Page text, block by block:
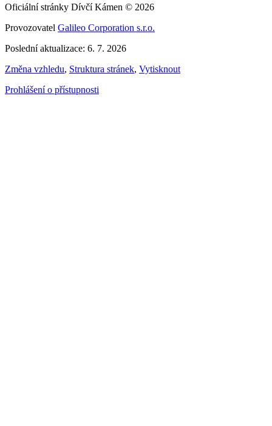
Oficiální stránky Dívčí Kámen © 2026
Provozovatel Galileo Corporation s.r.o.
Poslední aktualizace: 6. 7. 2026
Změna vzhledu, Struktura stránek, Vytisknout
Prohlášení o přístupnosti